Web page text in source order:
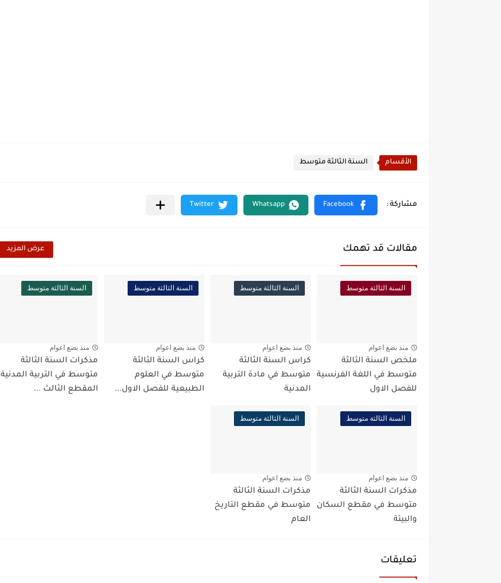
الأقسام السنة الثالثة متوسط
مقالات قد تهمك عرض المزيد
السنة الثالثة متوسط
منذ بضع اعوام
ملخص السنة الثالثة
متوسط في اللغة الفرنسية
للفصل الاول
السنة الثالثة متوسط
منذ بضع اعوام
كراس السنة الثالثة
متوسط في مادة التربية
المدنية
السنة الثالثة متوسط
منذ بضع اعوام
كراس السنة الثالثة
متوسط في العلوم
الطبيعية للفصل الاول...
السنة الثالثة متوسط
منذ بضع اعوام
مذكرات السنة الثالثة
متوسط في التربية المدنية
المقطع الثالث ...
السنة الثالثة متوسط
منذ بضع اعوام
مذكرات السنة الثالثة
متوسط في مقطع السكان
والبيئة
السنة الثالثة متوسط
منذ بضع اعوام
مذكرات السنة الثالثة
متوسط في مقطع التاريخ
العام
تعليقات